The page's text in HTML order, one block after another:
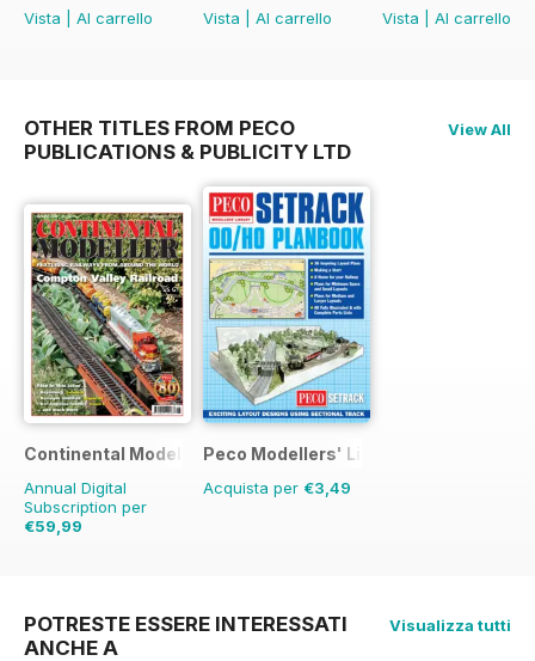
Vista
Al carrello
Vista
Al carrello
Vista
Al carrello
OTHER TITLES FROM PECO
PUBLICATIONS & PUBLICITY LTD
View All
Continental Modeller
Annual Digital
Subscription per
€59,99
Peco Modellers' Library
Acquista per €3,49
POTRESTE ESSERE INTERESSATI
ANCHE A
Visualizza tutti